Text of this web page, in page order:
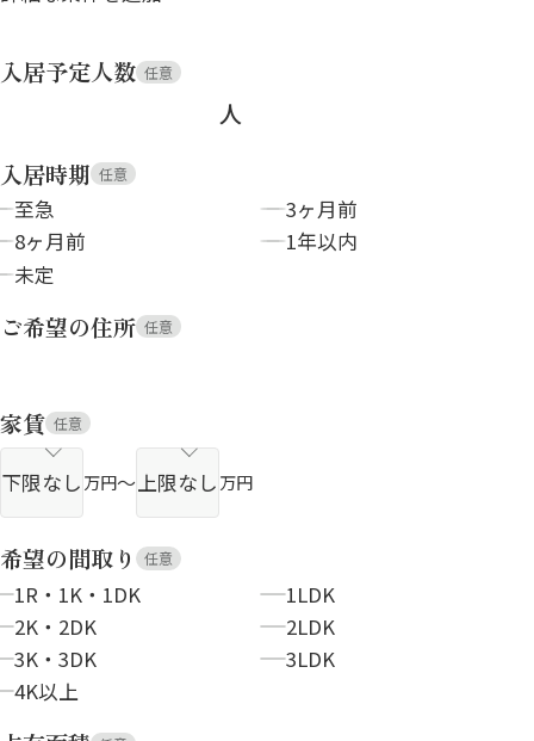
入居予定人数 任意
人
入居時期 任意
至急
3ヶ月前
8ヶ月前
1年以内
未定
ご希望の住所 任意
家賃 任意
万円～ 万円
希望の間取り 任意
1R・1K・1DK
1LDK
2K・2DK
2LDK
3K・3DK
3LDK
4K以上